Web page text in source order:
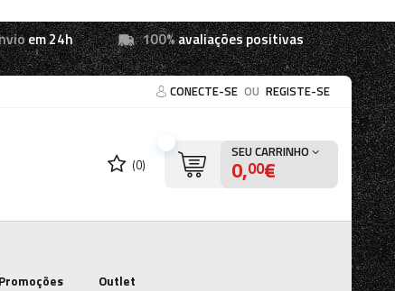
em 24h 100%avaliações positivas
CONECTE-SE OU REGISTE-SE
(0)
SEU CARRINHO
0,00€
Promoções Outlet